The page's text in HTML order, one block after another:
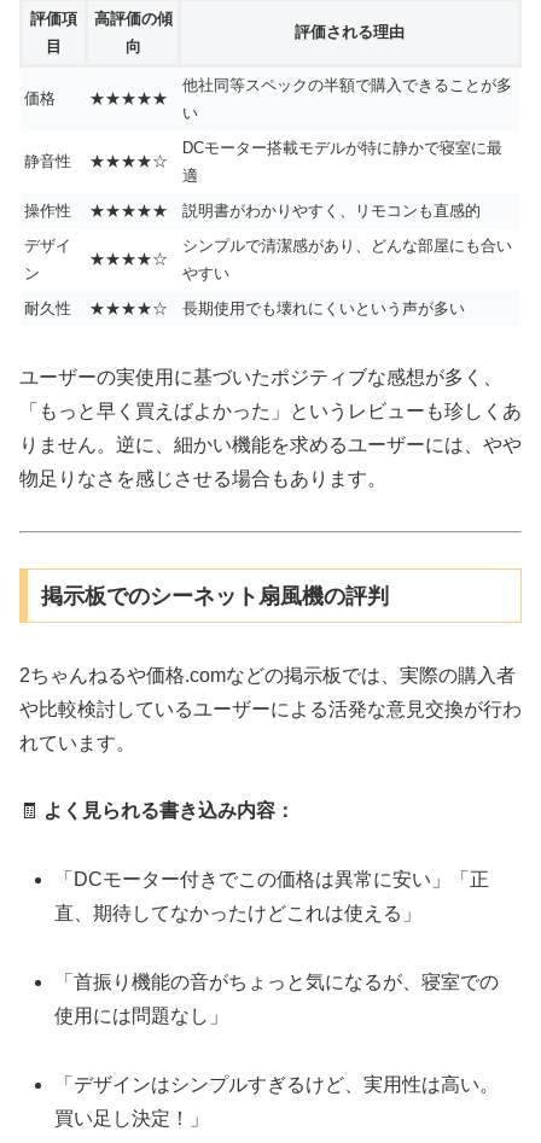
評価項
目
高評価の傾
向
評価される理由
価格 ★★★★★
他社同等スペックの半額で購入できることが多
い
静音性 ★★★★☆
DCモーター搭載モデルが特に静かで寝室に最
適
操作性
★★★★★
説明書がわかりやすく、リモコンも直感的
デザイ
ン
★★★★☆
シンプルで清潔感があり、どんな部屋にも合い
やすい
耐久性
★★★★☆ 長期使用でも壊れにくいという声が多い
ユーザーの実使用に基づいたポジティブな感想が多く、
「もっと早く買えばよかった」というレビューも珍しくあ
りません。逆に、細かい機能を求めるユーザーには、やや
物足りなさを感じさせる場合もあります。
掲示板でのシーネット扇風機の評判
2ちゃんねるや価格.comなどの掲示板では、実際の購入者
や比較検討しているユーザーによる活発な意見交換が行わ
れています。
🧾 よく見られる書き込み内容：
「DCモーター付きでこの価格は異常に安い」「正
直、期待してなかったけどこれは使える」
「首振り機能の音がちょっと気になるが、寝室での
使用には問題なし」
「デザインはシンプルすぎるけど、実用性は高い。
買い足し決定！」